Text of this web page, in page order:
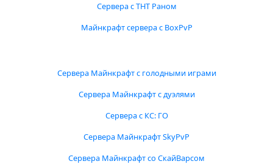
Сервера с ТНТ Раном
Майнкрафт сервера с BoxPvP
Сервера Майнкрафт с голодными играми
Сервера Майнкрафт с дуэлями
Сервера с КС: ГО
Сервера Майнкрафт SkyPvP
Сервера Майнкрафт со СкайВарсом